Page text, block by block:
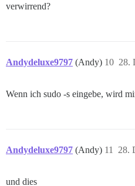
verwirrend?
Andydeluxe9797 (Andy) 28.
10
Wenn ich sudo -s eingebe, wird
Andydeluxe9797 (Andy) 28.
11
und dies